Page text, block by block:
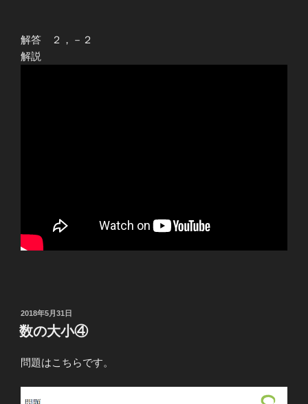
解答 ２，－２
解説
投
稿
日:
2018年5月31日
数の大小④
問題はこちらです。